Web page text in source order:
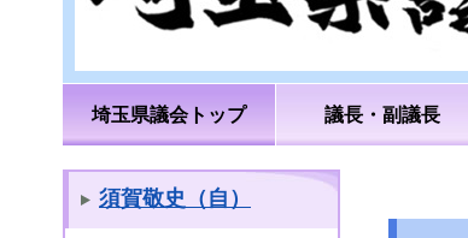
埼玉県議会トップ 議長・副議長
須賀敬史（自）